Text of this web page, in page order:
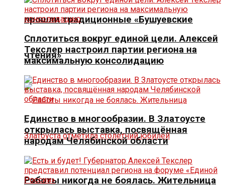
прошли традиционные «Бушуевские
чтения»
Работы никогда не боялась. Жительница
Сплотиться вокруг единой цели. Алексей
Текслер настроил партии региона на
максимальную консолидацию
Единство в многообразии. В Златоусте
открылась выставка, посвящённая
народам Челябинской области